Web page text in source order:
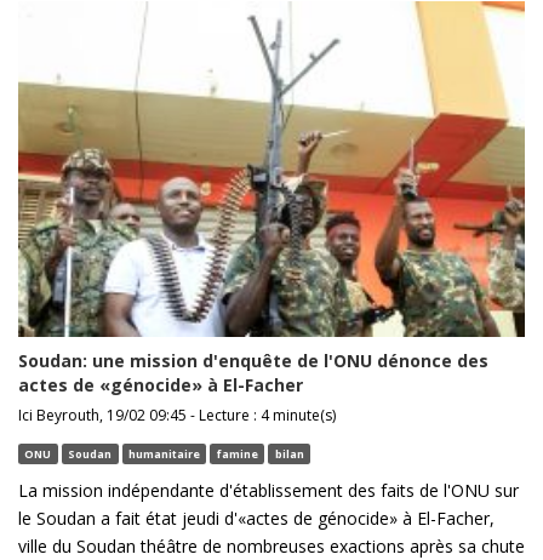
Soudan: une mission d'enquête de l'ONU dénonce des
actes de «génocide» à El-Facher
Ici Beyrouth, 19/02 09:45 - Lecture : 4 minute(s)
ONU Soudan humanitaire famine bilan
La mission indépendante d'établissement des faits de l'ONU sur
le Soudan a fait état jeudi d'«actes de génocide» à El-Facher,
ville du Soudan théâtre de nombreuses exactions après sa chute